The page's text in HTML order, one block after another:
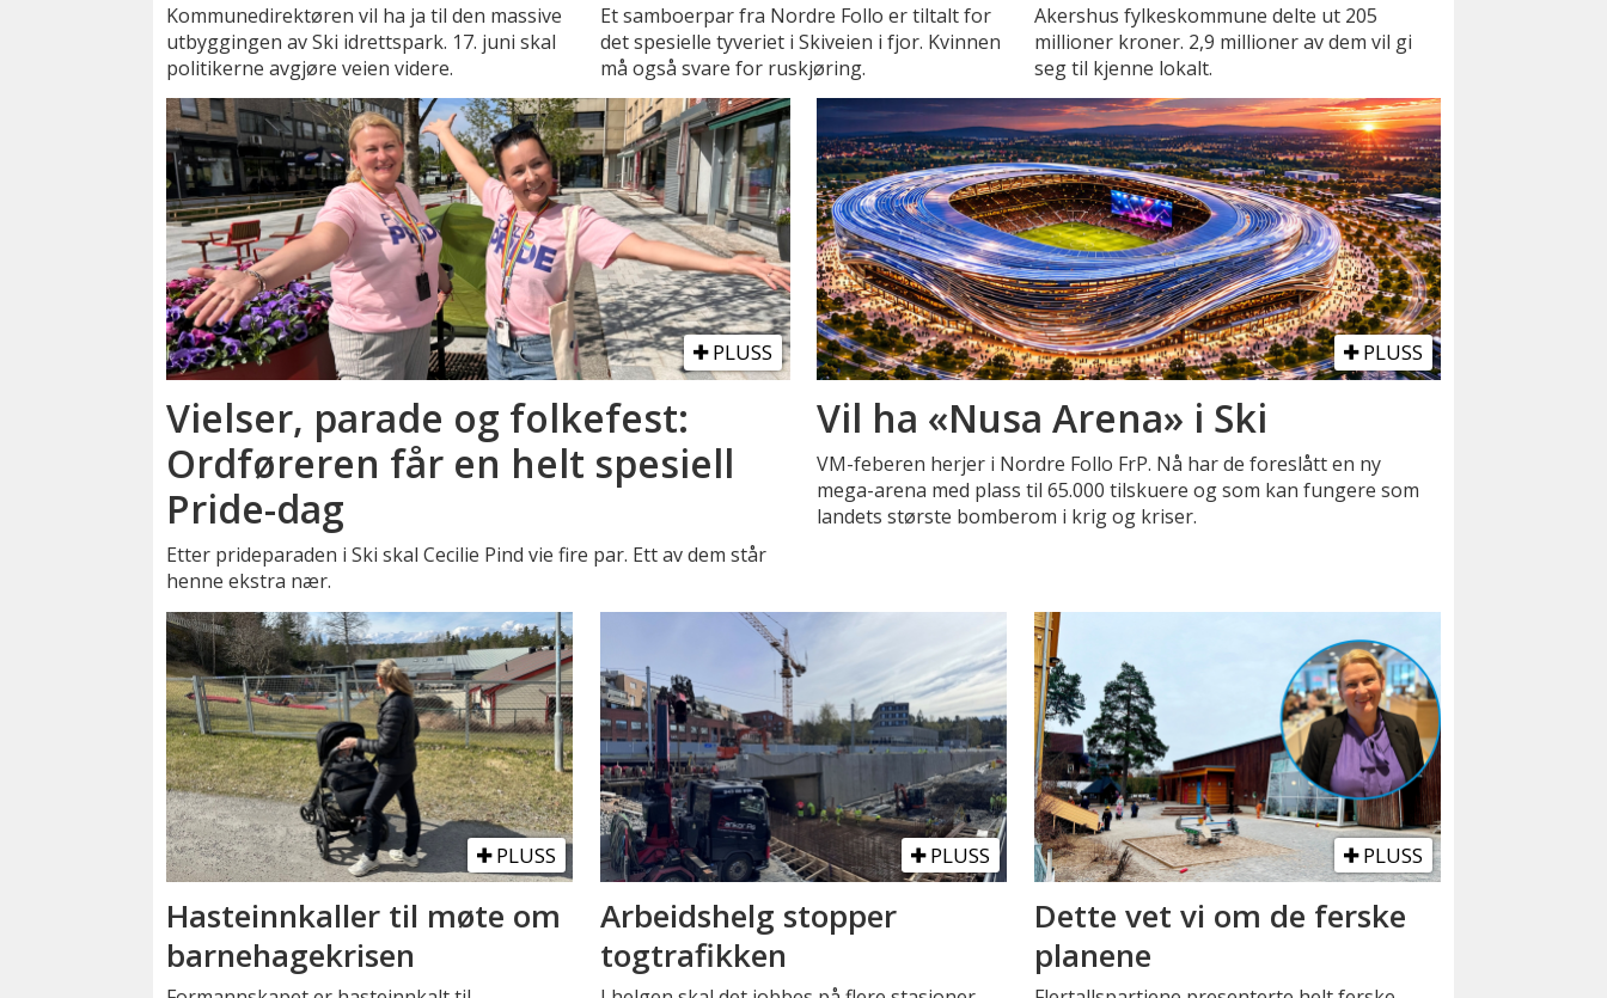
Kommunedirektøren vil ha ja til den massive
utbyggingen av Ski idrettspark. 17. juni skal
politikerne avgjøre veien videre.
Et samboerpar fra Nordre Follo er tiltalt for
det spesielle tyveriet i Skiveien i fjor. Kvinnen
må også svare for ruskjøring.
Akershus fylkeskommune delte ut 205
millioner kroner. 2,9 millioner av dem vil gi
seg til kjenne lokalt.
PLUSS
Vielser, parade og folkefest:
Ordføreren får en helt spesiell
Pride-dag
Etter prideparaden i Ski skal Cecilie Pind vie fire par. Ett av dem står
henne ekstra nær.
PLUSS
Vil ha «Nusa Arena» i Ski
VM-feberen herjer i Nordre Follo FrP. Nå har de foreslått en ny
mega-arena med plass til 65.000 tilskuere og som kan fungere som
landets største bomberom i krig og kriser.
PLUSS
Hasteinnkaller til møte om
barnehagekrisen
PLUSS
Arbeidshelg stopper
togtrafikken
PLUSS
Dette vet vi om de ferske
planene